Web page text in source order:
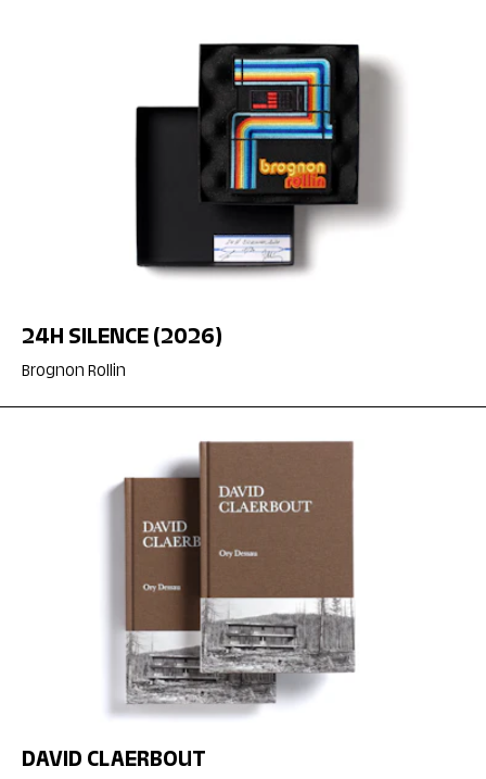
24H SILENCE (2026)
Brognon Rollin
DAVID CLAERBOUT